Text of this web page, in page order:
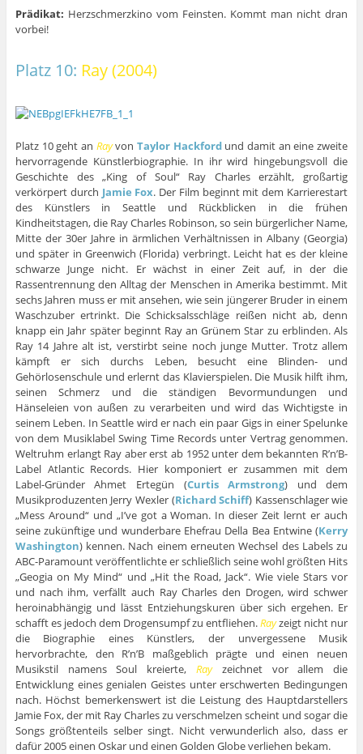
Prädikat: Herzschmerzkino vom Feinsten. Kommt man nicht dran
vorbei!
Platz 10: Ray (2004)
Platz 10 geht an RayvonTaylor Hackfordund damit an eine zweite
hervorragende Künstlerbiographie. In ihr wird hingebungsvoll die
Geschichte des „King of Soul“ Ray Charles erzählt, großartig
verkörpert durch Jamie Fox. Der Film beginnt mit dem Karrierestart
des Künstlers in Seattle und Rückblicken in die frühen
Kindheitstagen, die Ray Charles Robinson, so sein bürgerlicher Name,
Mitte der 30er Jahre in ärmlichen Verhältnissen in Albany (Georgia)
und später in Greenwich (Florida) verbringt. Leicht hat es der kleine
schwarze Junge nicht. Er wächst in einer Zeit auf, in der die
Rassentrennung den Alltag der Menschen in Amerika bestimmt. Mit
sechs Jahren muss er mit ansehen, wie sein jüngerer Bruder in einem
Waschzuber ertrinkt. Die Schicksalsschläge reißen nicht ab, denn
knapp ein Jahr später beginnt Ray an Grünem Star zu erblinden. Als
Ray 14 Jahre alt ist, verstirbt seine noch junge Mutter. Trotz allem
kämpft er sich durchs Leben, besucht eine Blinden- und
Gehörlosenschule und erlernt das Klavierspielen. Die Musik hilft ihm,
seinen Schmerz und die ständigen Bevormundungen und
Hänseleien von außen zu verarbeiten und wird das Wichtigste in
seinem Leben. In Seattle wird er nach ein paar Gigs in einer Spelunke
von dem Musiklabel Swing Time Records unter Vertrag genommen.
Weltruhm erlangt Ray aber erst ab 1952 unter dem bekannten R’n’B-
Label Atlantic Records. Hier komponiert er zusammen mit dem
Label-Gründer Ahmet Ertegün (Curtis Armstrong) und dem
Musikproduzenten Jerry Wexler (Richard Schiff) Kassenschlager wie
„Mess Around“ und „I’ve got a Woman. In dieser Zeit lernt er auch
seine zukünftige und wunderbare Ehefrau Della Bea Entwine (Kerry
Washington) kennen. Nach einem erneuten Wechsel des Labels zu
ABC-Paramount veröffentlichte er schließlich seine wohl größten Hits
„Geogia on My Mind“ und „Hit the Road, Jack“. Wie viele Stars vor
und nach ihm, verfällt auch Ray Charles den Drogen, wird schwer
heroinabhängig und lässt Entziehungskuren über sich ergehen. Er
schafft es jedoch dem Drogensumpf zu entfliehen.Rayzeigt nicht nur
die Biographie eines Künstlers, der unvergessene Musik
hervorbrachte, den R’n’B maßgeblich prägte und einen neuen
Musikstil namens Soul kreierte, Ray
zeichnet vor allem die
Entwicklung eines genialen Geistes unter erschwerten Bedingungen
nach. Höchst bemerkenswert ist die Leistung des Hauptdarstellers
Jamie Fox, der mit Ray Charles zu verschmelzen scheint und sogar die
Songs größtenteils selber singt. Nicht verwunderlich also, dass er
dafür 2005 einen Oskar und einen Golden Globe verliehen bekam.